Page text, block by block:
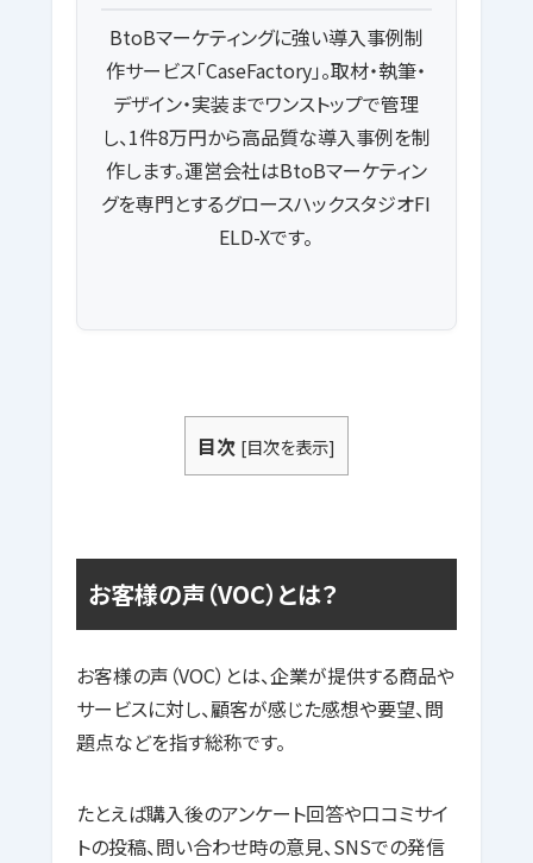
BtoBマーケティングに強い導入事例制
作サービス「CaseFactory」。取材・執筆・
デザイン・実装までワンストップで管理
し、1件8万円から高品質な導入事例を制
作します。運営会社はBtoBマーケティン
グを専門とするグロースハックスタジオFI
ELD-Xです。
目次 [目次を表示]
お客様の声（VOC）とは？
お客様の声（VOC）とは、企業が提供する商品や
サービスに対し、顧客が感じた感想や要望、問
題点などを指す総称です。
たとえば購入後のアンケート回答や口コミサイ
トの投稿、問い合わせ時の意見、SNSでの発信